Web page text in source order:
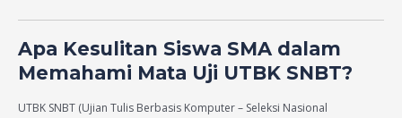
Apa Kesulitan Siswa SMA dalam
Memahami Mata Uji UTBK SNBT?
UTBK SNBT (Ujian Tulis Berbasis Komputer – Seleksi Nasional